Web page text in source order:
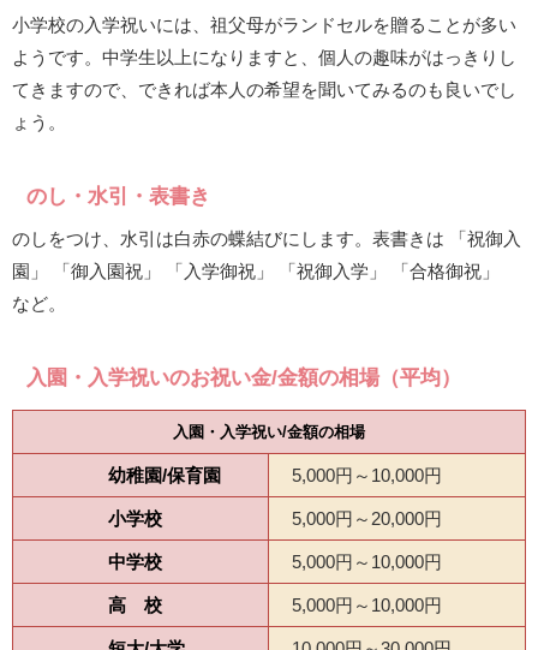
小学校の入学祝いには、祖父母がランドセルを贈ることが多い
ようです。中学生以上になりますと、個人の趣味がはっきりし
てきますので、できれば本人の希望を聞いてみるのも良いでし
ょう。
のし・水引・表書き
のしをつけ、水引は白赤の蝶結びにします。表書きは 「祝御入
園」 「御入園祝」 「入学御祝」 「祝御入学」 「合格御祝」
など。
入園・入学祝いのお祝い金/金額の相場（平均）
入園・入学祝い/金額の相場
幼稚園/保育園 5,000円～10,000円
小学校 5,000円～20,000円
中学校 5,000円～10,000円
高 校 5,000円～10,000円